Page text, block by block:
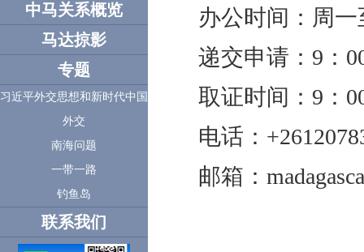
中马关系概览
马达掠影
专题
习近平外交思想和新时代中国
外交
南海问题
一带一路
钓鱼岛
联系我们
办公时间：周
递交申请：9：
取证时间：9：
电话：
邮箱：